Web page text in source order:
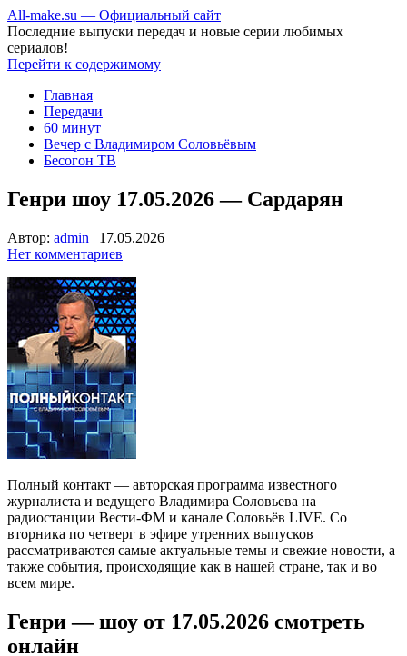
All-make.su — Официальный сайт
Последние выпуски передач и новые серии любимых
сериалов!
Перейти к содержимому
Главная
Передачи
60 минут
Вечер с Владимиром Соловьёвым
Бесогон ТВ
Генри шоу 17.05.2026 — Сардарян
Автор: admin | 17.05.2026
Нет комментариев
Полный контакт — авторская программа известного
журналиста и ведущего Владимира Соловьева на
радиостанции Вести-ФМ и канале Соловьёв LIVE. Со
вторника по четверг в эфире утренних выпусков
рассматриваются самые актуальные темы и свежие новости, а
также события, происходящие как в нашей стране, так и во
всем мире.
Генри — шоу от 17.05.2026 смотреть
онлайн